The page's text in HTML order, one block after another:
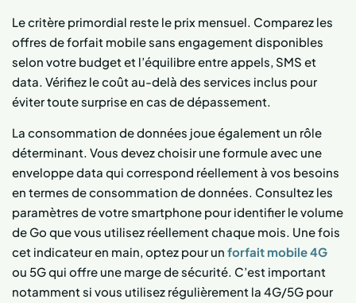
Le critère primordial reste le prix mensuel. Comparez les
offres de forfait mobile sans engagement disponibles
selon votre budget et l’équilibre entre appels, SMS et
data. Vérifiez le coût au-delà des services inclus pour
éviter toute surprise en cas de dépassement.
La consommation de données joue également un rôle
déterminant. Vous devez choisir une formule avec une
enveloppe data qui correspond réellement à vos besoins
en termes de consommation de données. Consultez les
paramètres de votre smartphone pour identifier le volume
de Go que vous utilisez réellement chaque mois. Une fois
cet indicateur en main, optez pour un forfait mobile 4G
ou 5G qui offre une marge de sécurité. C’est important
notamment si vous utilisez régulièrement la 4G/5G pour